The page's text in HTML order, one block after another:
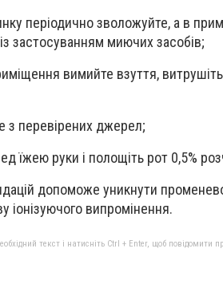
періодично зволожуйте, а в
застосуванням миючих засобів;
вимийте взуття,
з перевірених джерел;
їжею руки і полощіть рот 0,5%
допоможе уникнути
іонізуючого випромінення.
текст і натисніть Ctrl + Enter, щоб повідомити